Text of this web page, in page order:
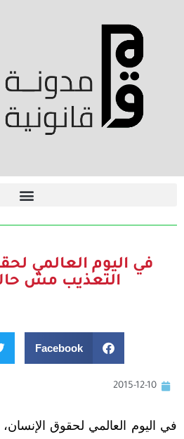
في اليوم العالمي
التعذيب مش
Facebook
2015-12-10
في اليوم العالمي لحقوق